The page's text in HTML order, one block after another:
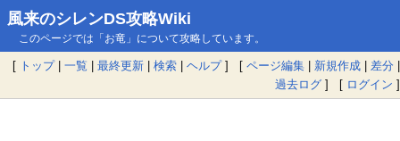
風来のシレンDS攻略Wiki
このページでは「お竜」について攻略しています。
[ トップ| 一覧 | 最終更新 | 検索 | ヘルプ] [ ページ編集 | 新規作成 | 差分 |
過去ログ ] [ ログイン ]